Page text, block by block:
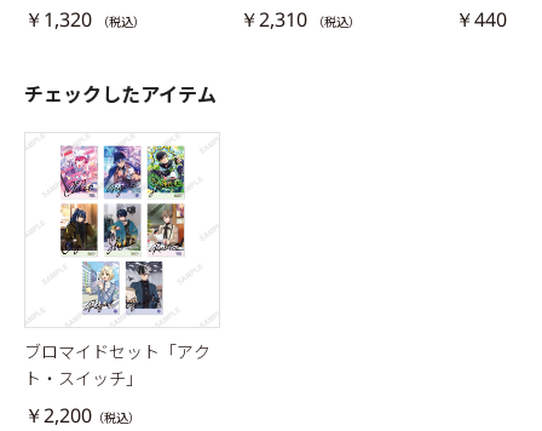
￥1,320 （税込） ￥2,310 （税込）
ト・スイッ
￥440
チェックしたアイテム
ブロマイドセット「アク
ト・スイッチ」
￥2,200 （税込）